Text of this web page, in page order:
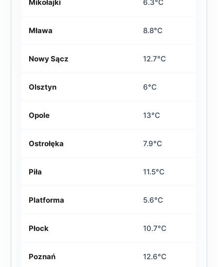
Mikołajki 6.3°C
Mława 8.8°C
Nowy Sącz 12.7°C
Olsztyn 6°C
Opole 13°C
Ostrołęka 7.9°C
Piła 11.5°C
Platforma 5.6°C
Płock 10.7°C
Poznań 12.6°C